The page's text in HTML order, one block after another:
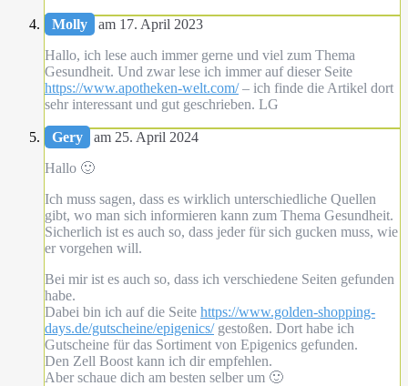
Molly
am 17. April 2023
Hallo, ich lese auch immer gerne und viel zum Thema
Gesundheit. Und zwar lese ich immer auf dieser Seite
https://www.apotheken-welt.com/– ich finde die Artikel dort
sehr interessant und gut geschrieben. LG
Gery
am 25. April 2024
Hallo 🙂
Ich muss sagen, dass es wirklich unterschiedliche Quellen
gibt, wo man sich informieren kann zum Thema Gesundheit.
Sicherlich ist es auch so, dass jeder für sich gucken muss, wie
er vorgehen will.
Bei mir ist es auch so, dass ich verschiedene Seiten gefunden
habe.
Dabei bin ich auf die Seite https://www.golden-shopping-
days.de/gutscheine/epigenics/gestoßen. Dort habe ich
Gutscheine für das Sortiment von Epigenics gefunden.
Den Zell Boost kann ich dir empfehlen.
Aber schaue dich am besten selber um 🙂